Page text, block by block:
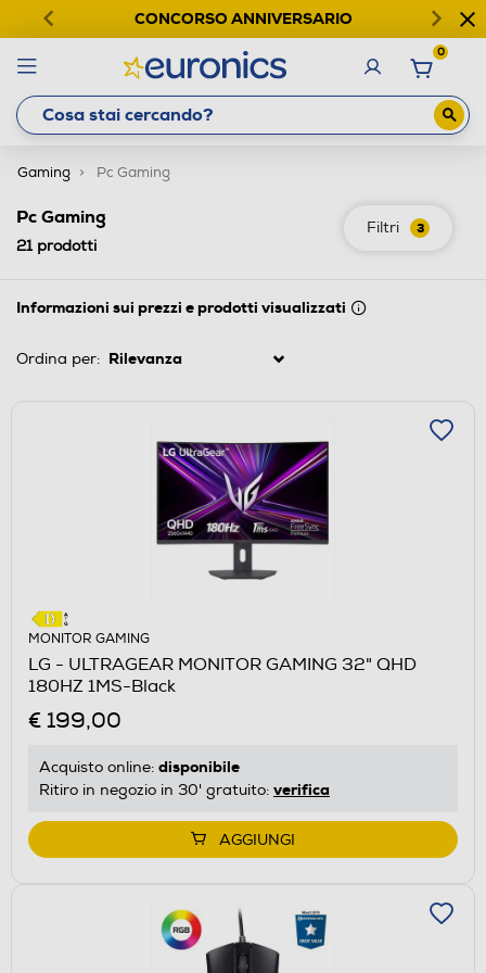
CONCORSO ANNIVERSARIO
0
Gaming Pc Gaming
Filtri 3
Pc Gaming
21prodotti
Informazioni sui prezzi e prodotti visualizzati
Ordina per:
MONITOR GAMING
LG - ULTRAGEAR MONITOR GAMING 32" QHD
180HZ 1MS-Black
€ 199,00
Acquisto online: disponibile
Ritiro in negozio in 30' gratuito: verifica
AGGIUNGI